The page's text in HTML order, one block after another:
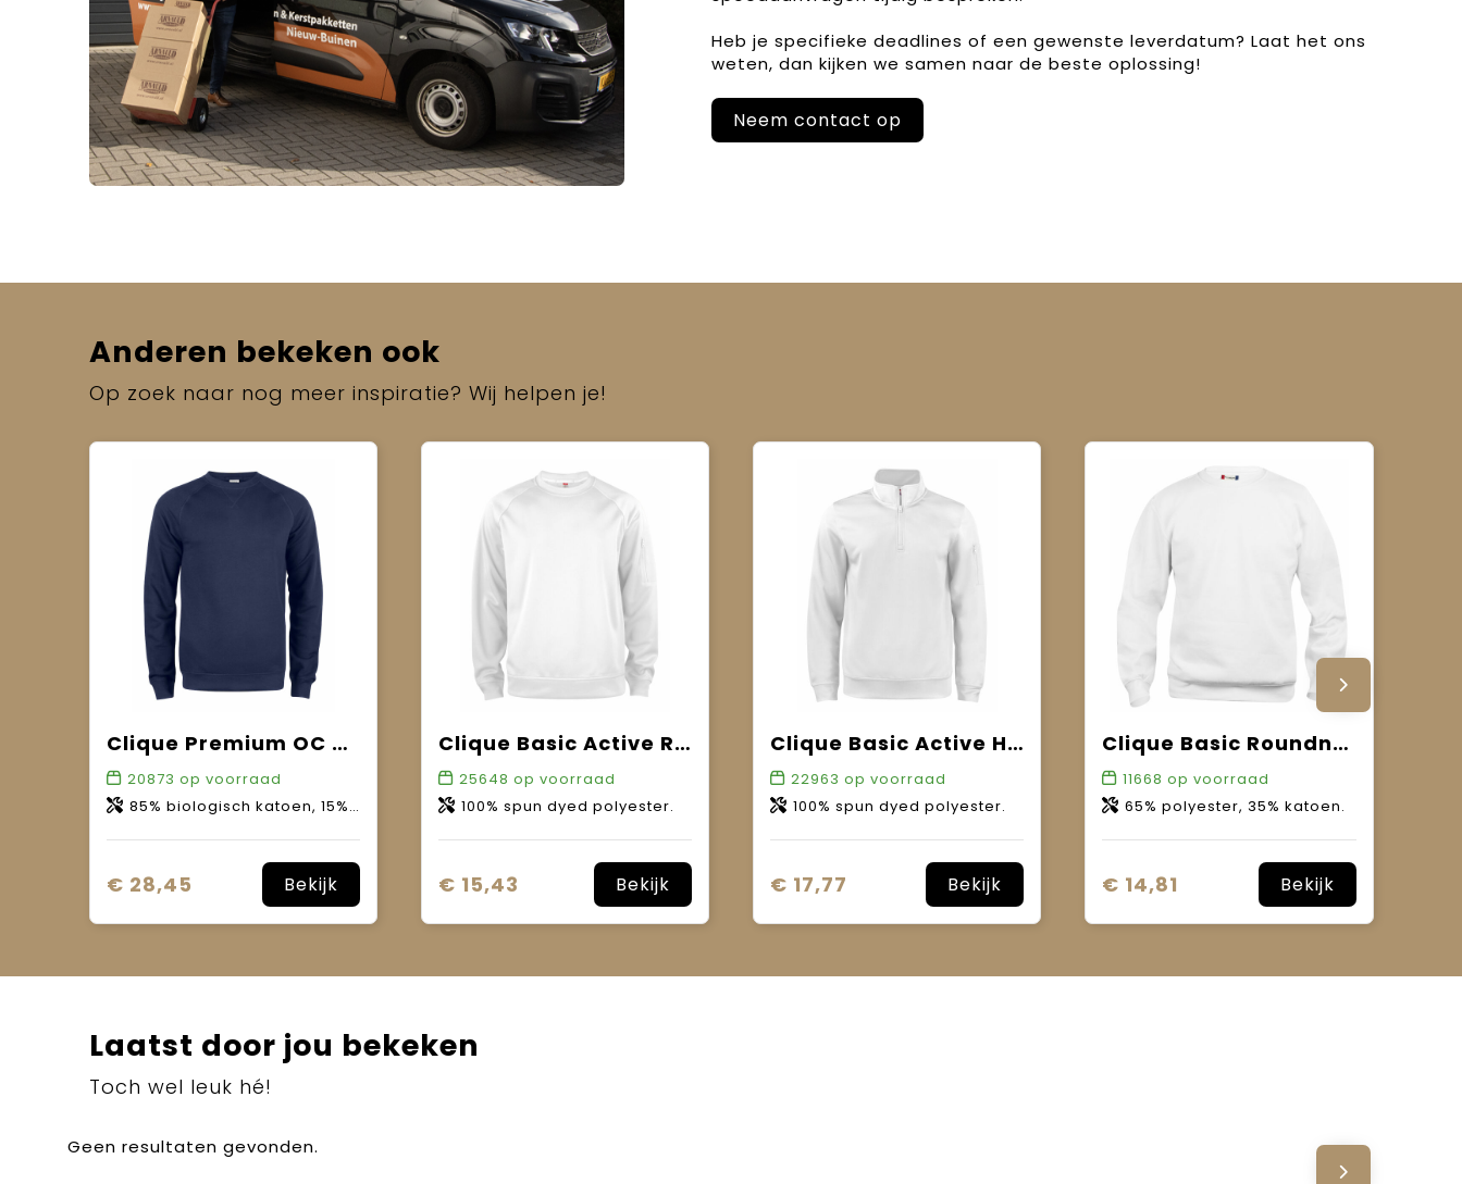
Heb je specifieke deadlines of een gewenste leverdatum? Laat het ons
weten, dan kijken we samen naar de beste oplossing!
Neem contact op
Anderen bekeken ook
Op zoek naar nog meer inspiratie? Wij helpen je!
Clique Premium OC Roundneck
20873 op voorraad
85% biologisch katoen, 15% gerecycled polyester.
€ 28,45 Bekijk
Clique Basic Active Roundneck
25648 op voorraad
100% spun dyed polyester.
€ 15,43 Bekijk
Clique Basic Active Half Zip
22963 op voorraad
100% spun dyed polyester.
€ 17,77 Bekijk
Clique Basic Roundneck Junior
11668 op voorraad
65% polyester, 35% katoen.
€ 14,81 Bekijk
Laatst door jou bekeken
Toch wel leuk hé!
Geen resultaten gevonden.